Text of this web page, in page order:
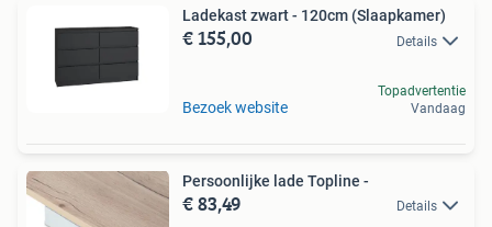
Ladekast zwart - 120cm (Slaapkamer)
€ 155,00 Details
Bezoek website
Topadvertentie
Vandaag
Persoonlijke lade Topline -
€ 83,49 Details